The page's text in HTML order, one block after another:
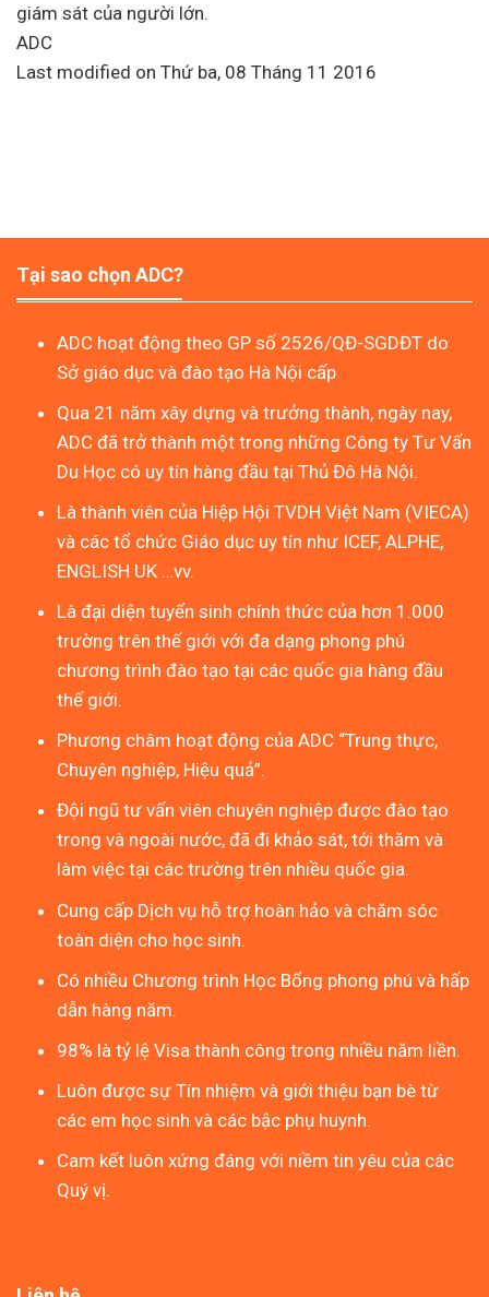
giám sát của người lớn.
ADC
Last modified on Thứ ba, 08 Tháng 11 2016
Tại sao chọn ADC?
ADC hoạt động theo GP số 2526/QĐ-SGDĐT do
Sở giáo dục và đào tạo Hà Nội cấp
Qua 21 năm xây dựng và trưởng thành, ngày nay,
ADC đã trở thành một trong những Công ty Tư Vấn
Du Học có uy tín hàng đầu tại Thủ Đô Hà Nội.
Là thành viên của Hiệp Hội TVDH Việt Nam (VIECA)
và các tổ chức Giáo dục uy tín như ICEF, ALPHE,
ENGLISH UK …vv.
Là đại diện tuyển sinh chính thức của hơn 1.000
trường trên thế giới với đa dạng phong phú
chương trình đào tạo tại các quốc gia hàng đầu
thế giới.
Phương châm hoạt động của ADC “Trung thực,
Chuyên nghiệp, Hiệu quả”.
Đội ngũ tư vấn viên chuyên nghiệp được đào tạo
trong và ngoài nước, đã đi khảo sát, tới thăm và
làm việc tại các trường trên nhiều quốc gia.
Cung cấp Dịch vụ hỗ trợ hoàn hảo và chăm sóc
toàn diện cho học sinh.
Có nhiều Chương trình Học Bổng phong phú và hấp
dẫn hàng năm.
98% là tỷ lệ Visa thành công trong nhiều năm liền.
Luôn được sự Tín nhiệm và giới thiệu bạn bè từ
các em học sinh và các bậc phụ huynh.
Cam kết luôn xứng đáng với niềm tin yêu của các
Quý vị.